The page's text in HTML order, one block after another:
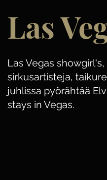
Las
Las Vegas
sirkusartisteja,
juhlissa pyörähtää
stays in Vegas.